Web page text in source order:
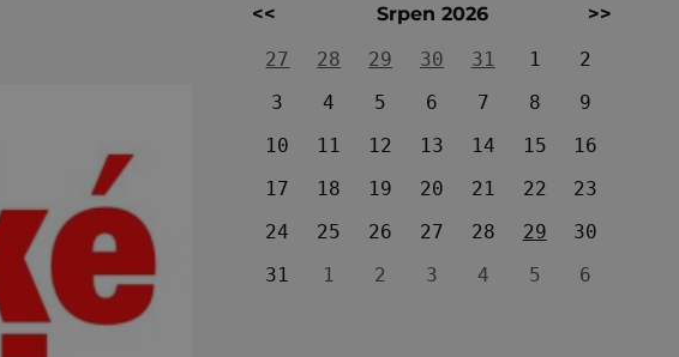
<< Srpen 2026
>>
27
28 29 30 31 1
2
3
4 5 6 7 8
9
10
11 12 13 14 15
16
17
18 19 20 21 22
23
24
25 26 27 28 29
30
31
1 2 3 4 5 6